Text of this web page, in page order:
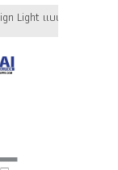
Light แบบกล่องสำ